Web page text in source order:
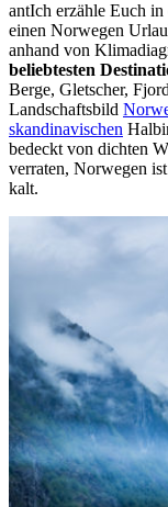
antIch erzähle Euch
einen Norwegen
anhand von
beliebtesten
Berge, Gletscher,
Landschaftsbild
skandinavischen
bedeckt von dichten
verraten, Norwegen
kalt.